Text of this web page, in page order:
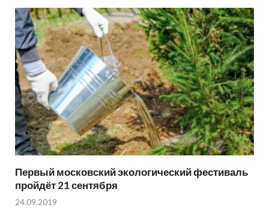
Первый московский экологический фестиваль
пройдёт 21 сентября
24.09.2019